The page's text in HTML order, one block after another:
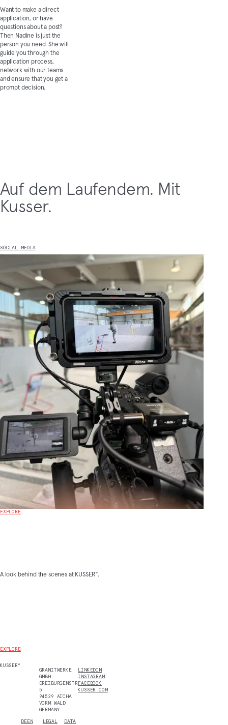
Want to make a direct
application, or have
questions about a post?
Then Nadine is just the
person you need. She will
guide you through the
application process,
network with our teams
and ensure that you get a
prompt decision.
Auf dem Laufendem. Mit
Kusser.
SOCIAL MEDIA
EXPLORE
A look behind the scenes at KUSSER°.
EXPLORE
KUSSER°
GRANITWERKE
GMBH
DREIBURGENSTR.
5
94529 AICHA
VORM WALD
GERMANY
LINKEDIN
INSTAGRAM
FACEBOOK
KUSSER.COM
DEEN
LEGAL
DATA